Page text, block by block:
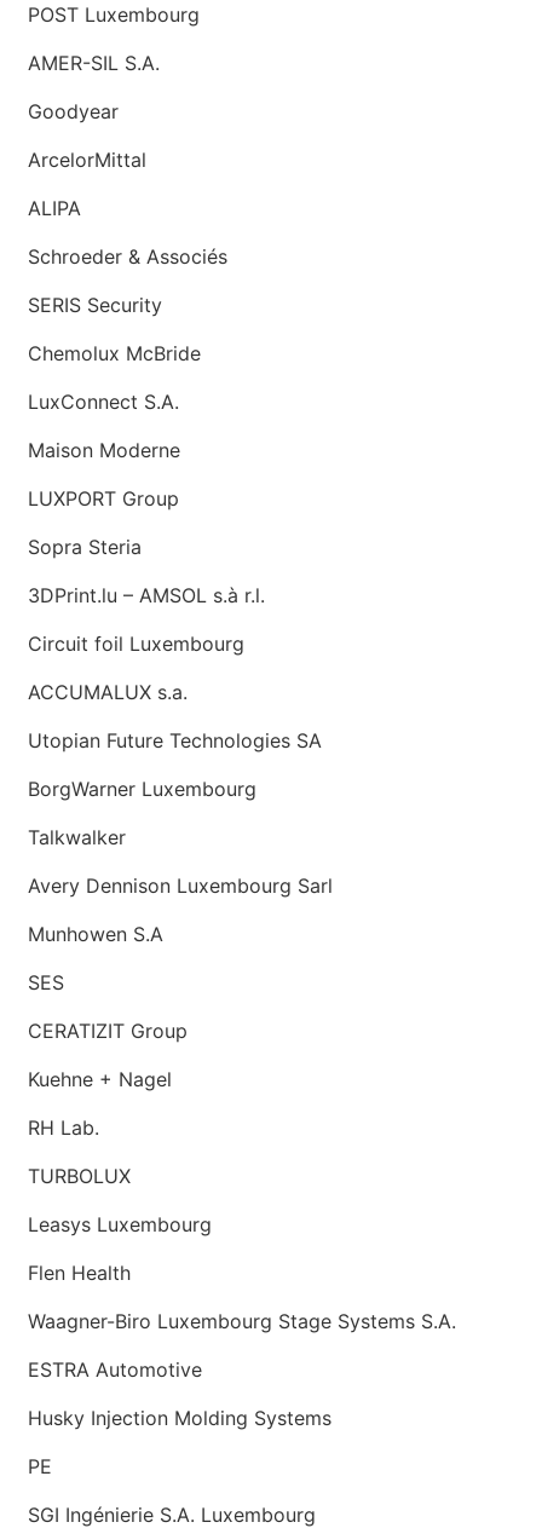
POST Luxembourg
AMER-SIL S.A.
Goodyear
ArcelorMittal
ALIPA
Schroeder & Associés
SERIS Security
Chemolux McBride
LuxConnect S.A.
Maison Moderne
LUXPORT Group
Sopra Steria
3DPrint.lu – AMSOL s.à r.l.
Circuit foil Luxembourg
ACCUMALUX s.a.
Utopian Future Technologies SA
BorgWarner Luxembourg
Talkwalker
Avery Dennison Luxembourg Sarl
Munhowen S.A
SES
CERATIZIT Group
Kuehne + Nagel
RH Lab.
TURBOLUX
Leasys Luxembourg
Flen Health
Waagner-Biro Luxembourg Stage Systems S.A.
ESTRA Automotive
Husky Injection Molding Systems
PE
SGI Ingénierie S.A. Luxembourg